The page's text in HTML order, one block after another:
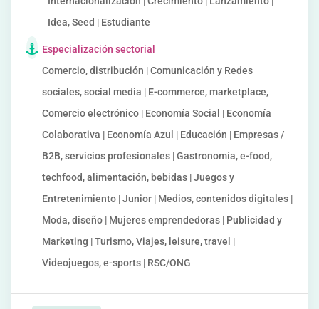
Idea, Seed | Estudiante
Especialización sectorial
Comercio, distribución | Comunicación y Redes
sociales, social media | E-commerce, marketplace,
Comercio electrónico | Economía Social | Economía
Colaborativa | Economía Azul | Educación | Empresas /
B2B, servicios profesionales | Gastronomía, e-food,
techfood, alimentación, bebidas | Juegos y
Entretenimiento | Junior | Medios, contenidos digitales |
Moda, diseño | Mujeres emprendedoras | Publicidad y
Marketing | Turismo, Viajes, leisure, travel |
Videojuegos, e-sports | RSC/ONG